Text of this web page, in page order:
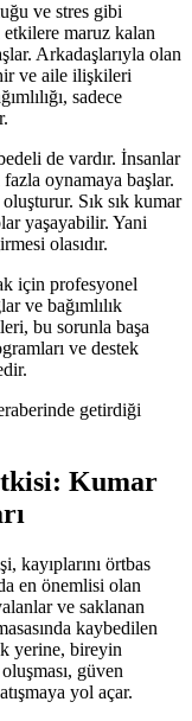
ve stres gibi
maruz kalan
Arkadaşlarıyla olan
ve aile ilişkileri
sadece
de vardır. İnsanlar
oynamaya başlar.
Sık sık kumar
yaşayabilir. Yani
olasıdır.
için profesyonel
ve bağımlılık
bu sorunla başa
ve destek
getirdiği
Kumar
kayıplarını örtbas
en önemlisi olan
ve saklanan
kaybedilen
yerine, bireyin
güven
yol açar.